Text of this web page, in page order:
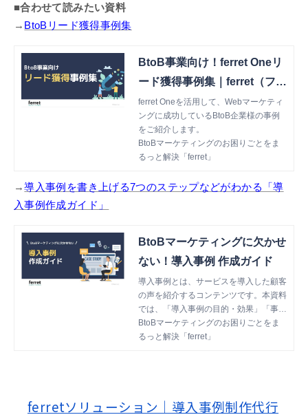
■合わせて読みたい資料
→ BtoBリード獲得事例集
BtoB事業向け！ferret Oneリ
ード獲得事例集｜ferret（フェ
レット）
ferret Oneを活用して、Webマーケティ
ングに成功しているBtoB企業様の事例
をご紹介します。
BtoBマーケティングのお困りごとをま
るっと解決「ferret」
→導入事例を書き上げる7つのステップなどがわかる「導
入事例作成ガイド」
BtoBマーケティングに欠かせ
ない！導入事例 作成ガイド
導入事例とは、サービスを導入した顧客
の声を紹介するコンテンツです。本資料
では、「導入事例の目的・効果」「事例
記事の作り方」といった基本的な部分か
ら「社内や顧客の協力を得られない」と
BtoBマーケティングのお困りごとをま
るっと解決「ferret」
ferretソリューション｜導入事例制作代行